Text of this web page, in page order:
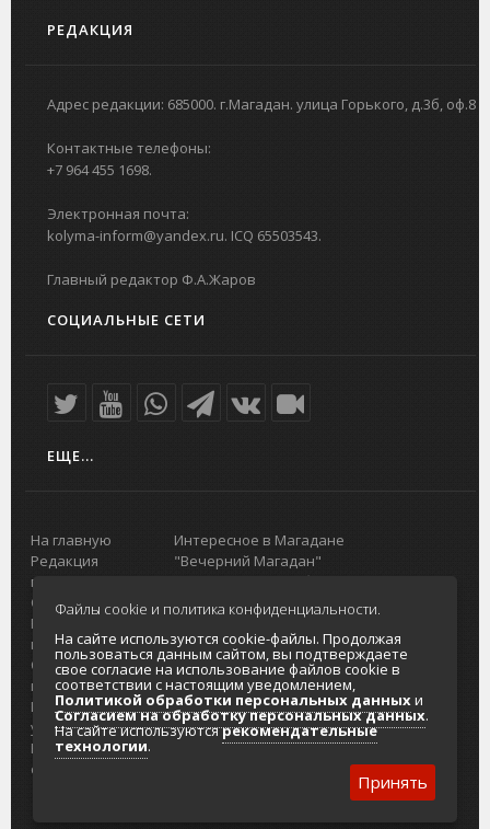
РЕДАКЦИЯ
Адрес редакции: 685000. г.Магадан. улица Горького, д.3б, оф.8
Контактные телефоны:
+7 964 455 1698.
Электронная почта:
kolyma-inform@yandex.ru. ICQ 65503543.
Главный редактор Ф.А.Жаров
СОЦИАЛЬНЫЕ СЕТИ
ЕЩЕ...
На главную
Редакция
портала
О проекте
Реклама на
портале
Отзывы и
предложения
Интернет-
услуги
Разработка
сайтов
Интересное в Магадане
"Вечерний Магадан"
Городская доска объявлений
Главный туристический портал
Колымы
Политика в отношении обработки
персональных данных
Согласие на обработку персональных
данных
Файлы cookie и политика конфиденциальности.
На сайте используются cookie-файлы. Продолжая
пользоваться данным сайтом, вы подтверждаете
свое согласие на использование файлов cookie в
соответствии с настоящим уведомлением,
Политикой обработки персональных данныхи
Согласием на обработку персональных данных.
На сайте используютсярекомендательные
технологии.
Принять